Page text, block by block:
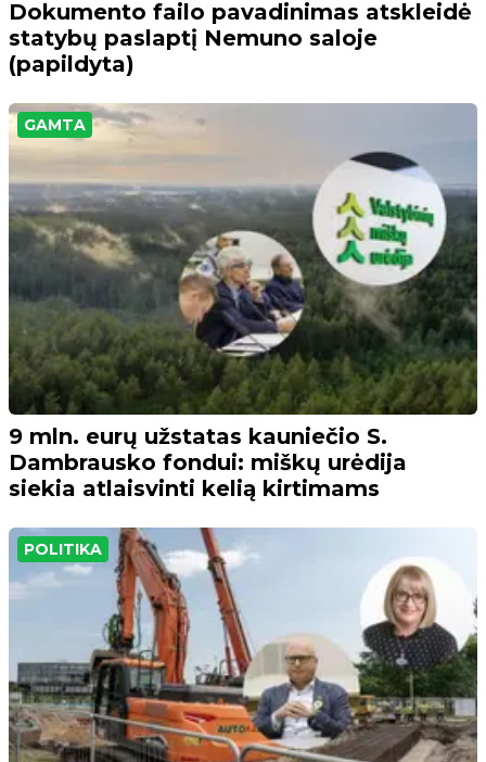
Dokumento failo pavadinimas atskleidė
statybų paslaptį Nemuno saloje
(papildyta)
GAMTA
9 mln. eurų užstatas kauniečio S.
Dambrausko fondui: miškų urėdija
siekia atlaisvinti kelią kirtimams
POLITIKA